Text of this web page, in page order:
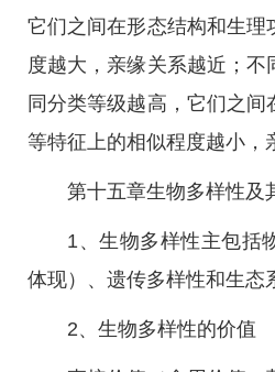
它们之间在形态结构和生理
度越大，亲缘关系越近；
同分类等级越高，它们之
等特征上的相似程度越小，
第十五章生物多样性及
1、生物多样性主包括
体现）、遗传多样性和生态
2、生物多样性的价值